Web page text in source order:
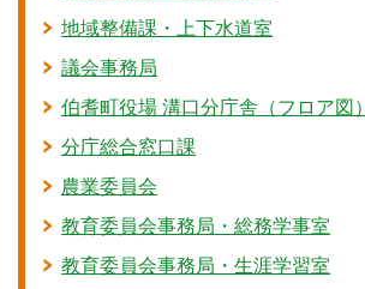
地域整備課・上下水道室
議会事務局
伯耆町役場 溝口分庁舎（フロア図）
分庁総合窓口課
農業委員会
教育委員会事務局・総務学事室
教育委員会事務局・生涯学習室